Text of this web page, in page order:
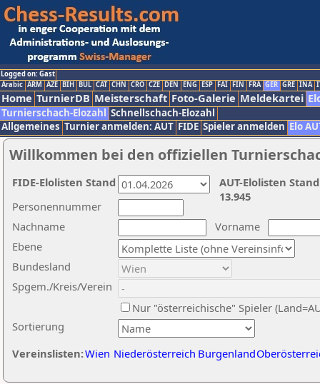
Logged on: Gast
Arabic ARM AZE BIH BUL CAT CHN CRO CZE DEN ENG ESP FAI FIN FRA GER GRE INA
Home TurnierDB Meisterschaft Foto-Galerie Meldekartei
Turnierschach-Elozahl Schnellschach-Elozahl
Allgemeines Turnier anmelden: AUT FIDE Spieler anmelden Elo
Willkommen bei den offiziellen
Nachname
Vorname
Ebene
Sortierung
Personennummer
Bundesland
Spgem./Kreis/Verein
Nur "österreichische" Spieler
Vereinslisten:Wien Niederösterreich Burgenland
AUT-Elolisten
13.945
FIDE-Elolisten Stand